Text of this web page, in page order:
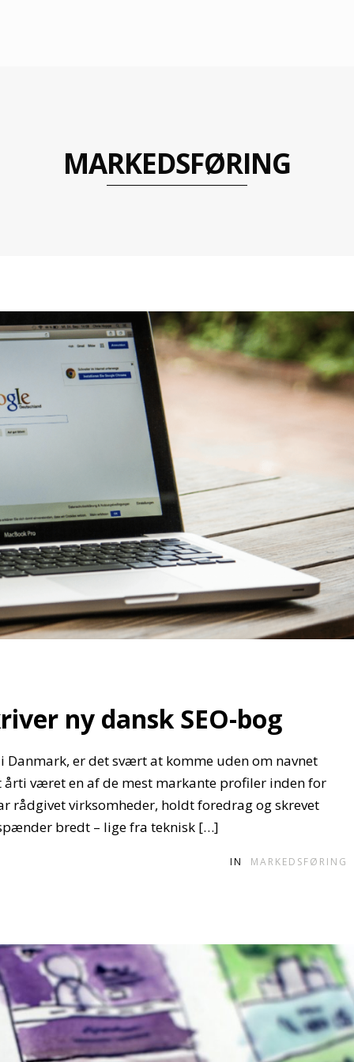
MARKEDSFØRING
ny dansk SEO-bog
er det svært at komme uden om navnet
været en af de mest markante profiler inden for
rådgivet virksomheder, holdt foredrag og skrevet
bredt – lige fra teknisk […]
IN MARKEDSFØRING